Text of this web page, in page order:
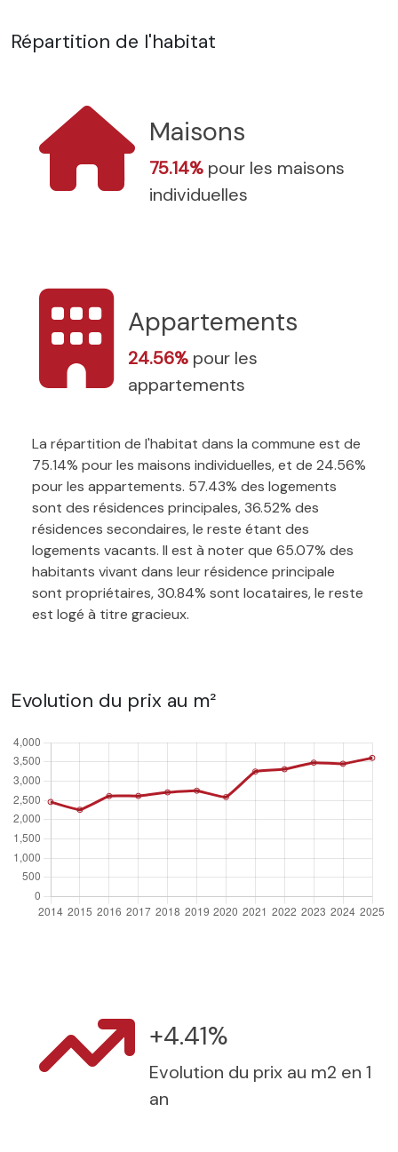
Répartition de l'habitat
Maisons
75.14% pour les maisons
individuelles
Appartements
24.56% pour les
appartements
La répartition de l'habitat dans la commune est de
75.14% pour les maisons individuelles, et de 24.56%
pour les appartements. 57.43% des logements
sont des résidences principales, 36.52% des
résidences secondaires, le reste étant des
logements vacants. Il est à noter que 65.07% des
habitants vivant dans leur résidence principale
sont propriétaires, 30.84% sont locataires, le reste
est logé à titre gracieux.
Evolution du prix au m²
+4.41%
Evolution du prix au m2 en 1
an